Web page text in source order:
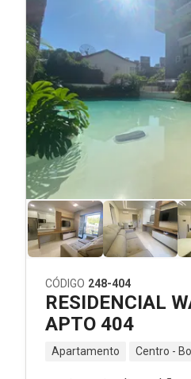
CÓDIGO 248-404
RESIDENCIAL
APTO 404
Apartamento